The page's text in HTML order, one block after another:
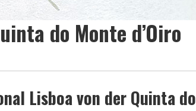
do Monte d’Oiro
Lisboa von der Quinta do